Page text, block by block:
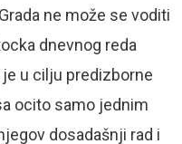
ne može se voditi
dnevnog reda
u cilju predizborne
ocito samo jednim
dosadašnji rad i